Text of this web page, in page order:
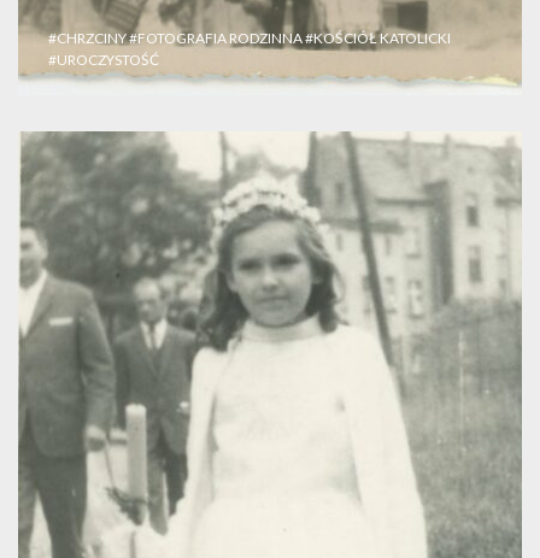
#CHRZCINY#FOTOGRAFIA RODZINNA#KOŚCIÓŁ KATOLICKI
#UROCZYSTOŚĆ